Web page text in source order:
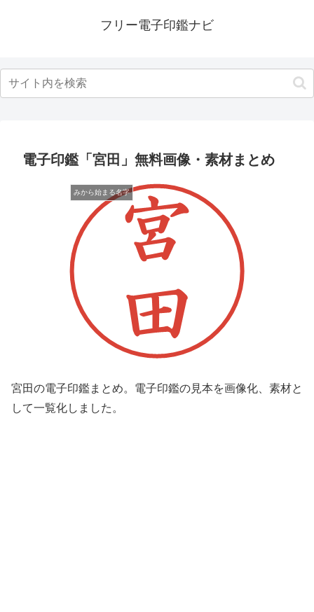
フリー電子印鑑ナビ
電子印鑑「宮田」無料画像・素材まとめ
みから始まる名字
宮田の電子印鑑まとめ。電子印鑑の見本を画像化、素材と
して一覧化しました。